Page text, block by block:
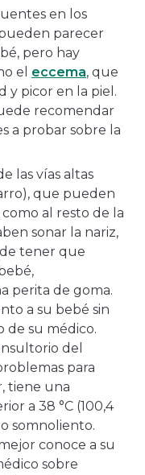
en los
parecer
pero hay
el eccema, que
y picor en la piel.
recomendar
a probar sobre la
las vías altas
que pueden
al resto de la
sonar la nariz,
tener que
perita de goma.
a su bebé sin
de su médico.
del
para
tiene una
a 38 °C (100,4
somnoliento.
conoce a su
sobre